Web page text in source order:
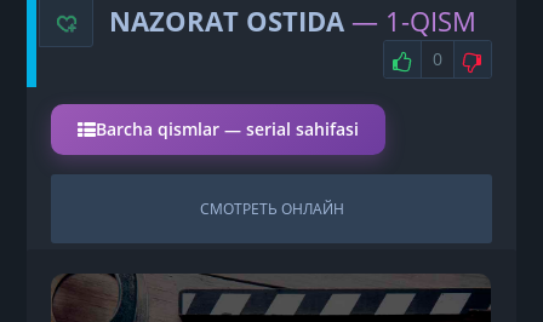
NAZORAT OSTIDA — 1-QISM
0 НЕ
Barcha qismlar — serial sahifasi
СМОТРЕТЬ ОНЛАЙН